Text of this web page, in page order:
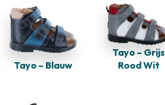
Tayo – Blauw
Tayo – Grijs
Rood Wit